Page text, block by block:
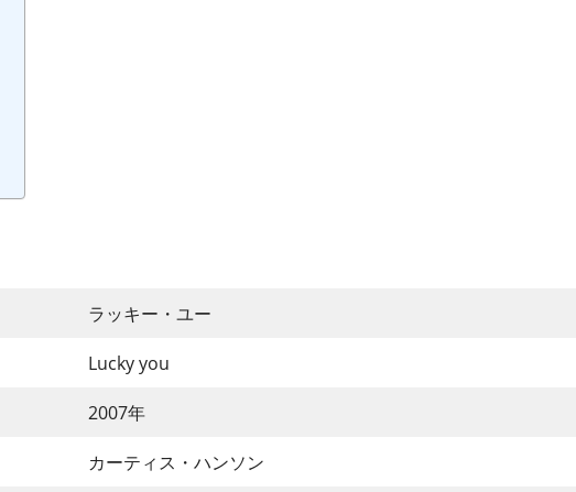
ラッキー・ユー
Lucky you
2007年
カーティス・ハンソン